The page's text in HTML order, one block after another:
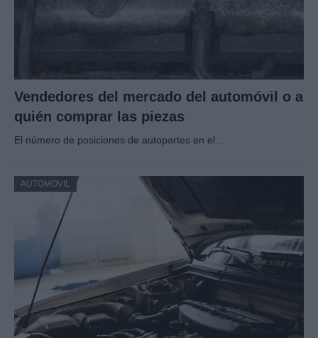
Vendedores del mercado del automóvil o a
quién comprar las piezas
El número de posiciones de autopartes en el…
AUTOMOVIL